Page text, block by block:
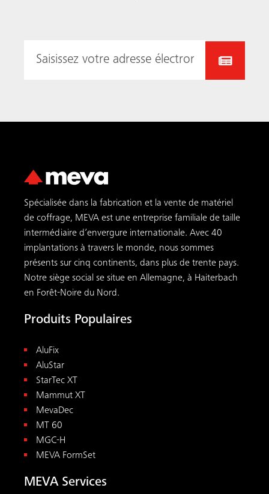
Spécialisée dans la fabrication et la vente de matériel
de coffrage, MEVA est une entreprise familiale de taille
intermédiaire d’envergure internationale. Avec 40
implantations à travers le monde, nous sommes
présents sur cinq continents, dans plus de trente pays.
Notre siège social se situe en Allemagne, à Haiterbach
en Forêt-Noire du Nord.
Produits Populaires
AluFix
AluStar
StarTec XT
Mammut XT
MevaDec
MT 60
MGC-H
MEVA FormSet
MEVA Services